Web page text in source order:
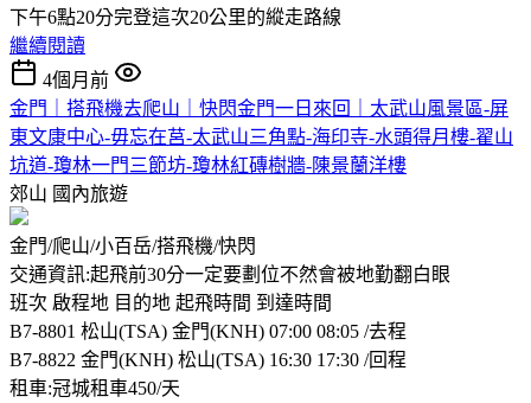
下午6點20分完登這次20公里的縱走路線
繼續閱讀
4個月前
金門｜搭飛機去爬山｜快閃金門一日來回｜太武山風景區-屏
東文康中心-毋忘在莒-太武山三角點-海印寺-水頭得月樓-翟山
坑道-瓊林一門三節坊-瓊林紅磚樹牆-陳景蘭洋樓
郊山 國內旅遊
金門/爬山/小百岳/搭飛機/快閃
交通資訊:起飛前30分一定要劃位不然會被地勤翻白眼
班次 啟程地 目的地 起飛時間 到達時間
B7-8801 松山(TSA) 金門(KNH) 07:00 08:05 /去程
B7-8822 金門(KNH) 松山(TSA) 16:30 17:30 /回程
租車:冠城租車450/天